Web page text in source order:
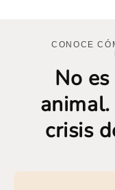
CONOCE
No
crisis